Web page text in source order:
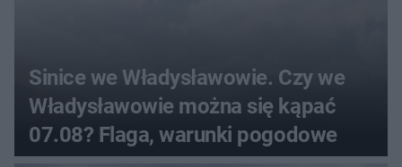
Sinice we Władysławowie. Czy we
Władysławowie można się kąpać
07.08? Flaga, warunki pogodowe